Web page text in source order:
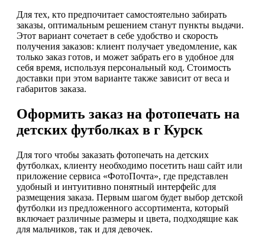
Для тех, кто предпочитает самостоятельно забирать
заказы, оптимальным решением станут пункты выдачи.
Этот вариант сочетает в себе удобство и скорость
получения заказов: клиент получает уведомление, как
только заказ готов, и может забрать его в удобное для
себя время, используя персональный код. Стоимость
доставки при этом варианте также зависит от веса и
габаритов заказа.
Оформить заказ на фотопечать на
детских футболках в г Курск
Для того чтобы заказать фотопечать на детских
футболках, клиенту необходимо посетить наш сайт или
приложение сервиса «ФотоПочта», где представлен
удобный и интуитивно понятный интерфейс для
размещения заказа. Первым шагом будет выбор детской
футболки из предложенного ассортимента, который
включает различные размеры и цвета, подходящие как
для мальчиков, так и для девочек.